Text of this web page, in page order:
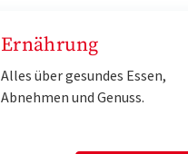
Ernährung
Alles über gesundes Essen,
Abnehmen und Genuss.